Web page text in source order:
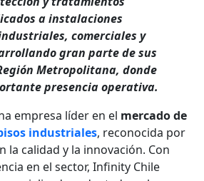
a instalaciones
comerciales y
gran parte de sus
Metropolitana, donde
presencia operativa.
empresa líder en el mercado de
industriales, reconocida por
la calidad y la innovación. Con
en el sector, Infinity Chile